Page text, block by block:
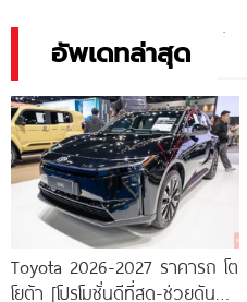
อัพเดทล่าสุด
Toyota 2026-2027 ราคารถ โต
โยต้า [โปรโมชั่นดีที่สุด-ช่วยดันทุก